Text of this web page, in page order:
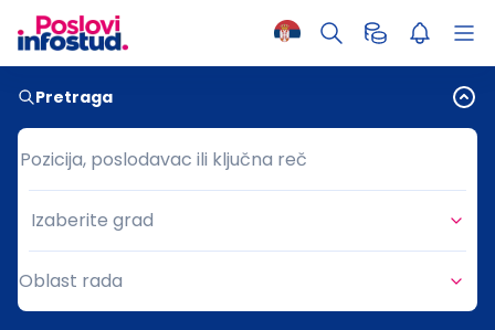
Pretraga
Pozicija, poslodavac ili ključna reč
Pozicija, poslodavac ili ključna reč
Grad
Izaberite grad
Oblast rada